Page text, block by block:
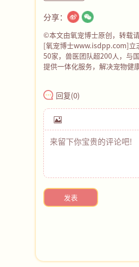
分享：
©本文由氧宠博士原创，转载
[氧宠博士www.isdpp.com]立
50家，兽医团队超200人，与
提供一体化服务，解决宠物健
回复(0)
发表